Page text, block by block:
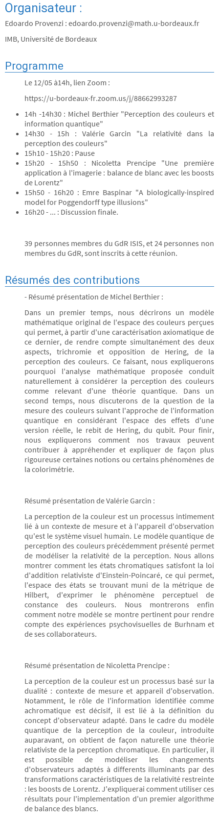
Organisateur :
Edoardo Provenzi : edoardo.provenzi@math.u-bordeaux.fr
IMB, Université de Bordeaux
Programme
Le 12/05 à14h, lien Zoom :
https://u-bordeaux-fr.zoom.us/j/88662993287
14h -14h30 : Michel Berthier "Perception des couleurs et
information quantique"
14h30 - 15h : Valérie Garcin "La relativité dans la
perception des couleurs"
15h10 - 15h20 : Pause
15h20 - 15h50 : Nicoletta Prencipe "Une première
application à l'imagerie : balance de blanc avec les boosts
de Lorentz"
15h50 - 16h20 : Emre Baspinar "A biologically-inspired
model for Poggendorff type illusions"
16h20 - ... : Discussion finale.
39 personnes membres du GdR ISIS, et 24 personnes non
membres du GdR, sont inscrits à cette réunion.
Résumés des contributions
- Résumé présentation de Michel Berthier :
Dans un premier temps, nous décrirons un modèle
mathématique original de l'espace des couleurs perçues
qui permet, à partir d'une caractérisation axiomatique de
ce dernier, de rendre compte simultanément des deux
aspects, trichromie et opposition de Hering, de la
perception des couleurs. Ce faisant, nous expliquerons
pourquoi l'analyse mathématique proposée conduit
naturellement à considérer la perception des couleurs
comme relevant d'une théorie quantique. Dans un
second temps, nous discuterons de la question de la
mesure des couleurs suivant l'approche de l'information
quantique en considérant l'espace des effets d'une
version réelle, le rebit de Hering, du qubit. Pour finir,
nous expliquerons comment nos travaux peuvent
contribuer à appréhender et expliquer de façon plus
rigoureuse certaines notions ou certains phénomènes de
la colorimétrie.
Résumé présentation de Valérie Garcin :
La perception de la couleur est un processus intimement
lié à un contexte de mesure et à l'appareil d'observation
qu'est le système visuel humain. Le modèle quantique de
perception des couleurs précédemment présenté permet
de modéliser la relativité de la perception. Nous allons
montrer comment les états chromatiques satisfont la loi
d'addition relativiste d'Einstein-Poincaré, ce qui permet,
l'espace des états se trouvant muni de la métrique de
Hilbert, d'exprimer le phénomène perceptuel de
constance des couleurs. Nous montrerons enfin
comment notre modèle se montre pertinent pour rendre
compte des expériences psychovisuelles de Burhnam et
de ses collaborateurs.
Résumé présentation de Nicoletta Prencipe :
La perception de la couleur est un processus basé sur la
dualité : contexte de mesure et appareil d'observation.
Notamment, le rôle de l'information identifiée comme
achromatique est décisif, il est lié à la définition du
concept d'observateur adapté. Dans le cadre du modèle
quantique de la perception de la couleur, introduite
auparavant, on obtient de façon naturelle une théorie
relativiste de la perception chromatique. En particulier, il
est possible de modéliser les changements
d'observateurs adaptés à differents illuminants par des
transformations caractéristiques de la relativité restreinte
: les boosts de Lorentz. J'expliquerai comment utiliser ces
résultats pour l'implementation d'un premier algorithme
de balance des blancs.